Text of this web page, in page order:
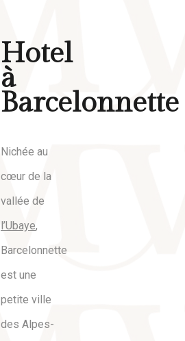
Hotel
à
Barcelonnette
Nichée au
cœur de la
vallée de
l’Ubaye,
Barcelonnette
est une
petite ville
des Alpes-